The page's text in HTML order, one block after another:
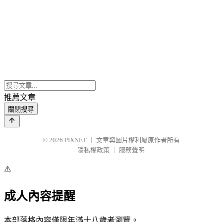
推薦文章
關閉搜尋
© 2026 PIXNET
文章與圖片權利屬原作者所有
隱私權政策
服務聲明
⚠️
成人內容提醒
本部落格內容僅限年滿十八歲者瀏覽。